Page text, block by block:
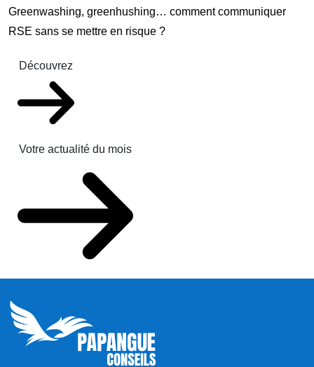
Greenwashing, greenhushing… comment communiquer
RSE sans se mettre en risque ?
Découvrez
Votre actualité du mois